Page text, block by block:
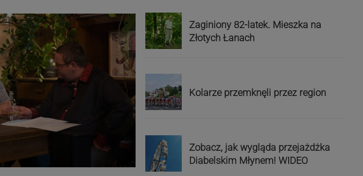
Zaginiony 82-latek. Mieszka na
Złotych Łanach
Kolarze przemknęli przez region
Zobacz, jak wygląda przejażdżka
Diabelskim Młynem! WIDEO